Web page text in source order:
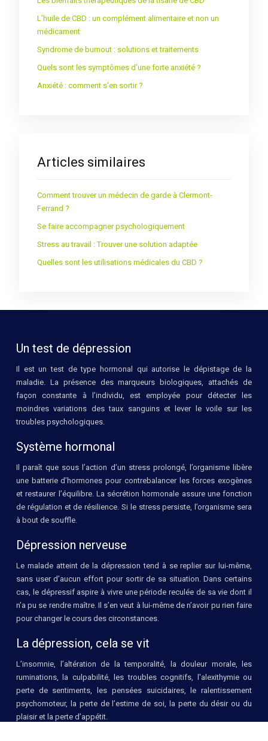
L’huile de CBD : un complément alimentaire et non un
médicament
Syndrome de burnout : solutions et traitements
Quels sont les symptômes d’une forte anxiété ?
Anxiété : comment s’en sortir ?
Articles similaires
Comment trouver un médecin de garde à Clermont-
Ferrand ?
Se faire accompagner psychologiquement
Stress au travail : Trouver une solution adaptée
Quelles sont les utilisations médicales du CBD ?
Un test de dépression
Il est un test de type hormonal qui autorise le dépistage de la
maladie. La présence des marqueurs biologiques, attachés de
façon constante à l’individu, est employée pour détecter les
moindres variations des taux sanguins et lever le voile sur les
troubles psychologiques.
Système hormonal
Il paraît que sous l’action d’un stress prolongé, l’organisme libère
une batterie d’hormones pour contrebalancer les forces exogènes
et restaurer l’équilibre. La sécrétion hormonale assure une fonction
de régulation et de résilience. Si le stress persiste, l’organisme sera
à bout de souffle.
Dépression nerveuse
Le malade atteint de la dépression tend à se replier sur lui-même,
sans user d’aucun effort pour sortir de sa situation. Dans certains
cas, le dépressif aspire à vivre une période reculée de sa vie dont il
n’a pu se rendre maître. Il s’en veut à lui-même de n’avoir pu rien faire
pour changer le cours des circonstances.
La dépression, cela se vit
L’insomnie, l’altération de la temporalité, la douleur morale, les
ruminations, la culpabilité, les troubles cognitifs, l'alexithymie ou
perte de sentiments, les pensées suicidaires, le ralentissement
psychomoteur, la perte de l’estime de soi, la perte du désir ou du
plaisir et la perte d’appétit.